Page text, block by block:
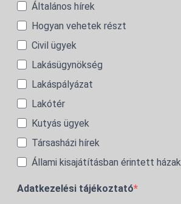
Általános hírek
Hogyan vehetek részt
Civil ügyek
Lakásügynökség
Lakáspályázat
Lakótér
Kutyás ügyek
Társasházi hírek
Állami kisajátításban érintett
Adatkezelési tájékoztató